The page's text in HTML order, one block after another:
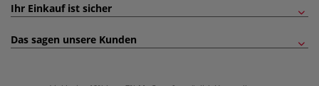
Ihr Einkauf ist sicher
Das sagen unsere Kunden